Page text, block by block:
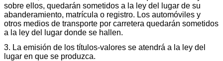
sobre ellos, quedarán sometidos a la ley del lugar de su
abanderamiento, matrícula o registro. Los automóviles y
otros medios de transporte por carretera quedarán sometidos
a la ley del lugar donde se hallen.
3. La emisión de los títulos-valores se atendrá a la ley del
lugar en que se produzca.